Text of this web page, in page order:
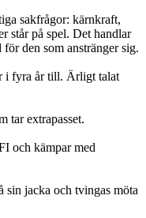
sakfrågor: kärnkraft,
står på spel. Det handlar
den som anstränger sig.
i fyra år till. Ärligt talat
tar extrapasset.
och kämpar med
sin jacka och tvingas möta